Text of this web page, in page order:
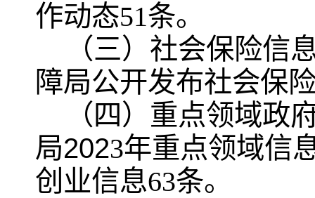
作动态51条。
（三）社会保险信
障局公开发布社会保
（四） 重点领域政
局2023年重点领域信
创业信息63条。